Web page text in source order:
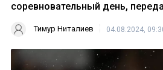
соревновательный день,
Тимур Ниталиев 04.08.2024,